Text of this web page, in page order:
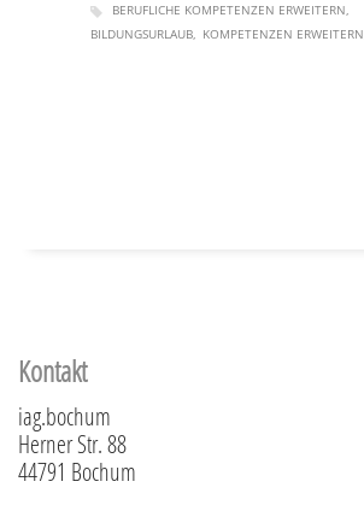
BERUFLICHE KOMPETENZEN ERWEITERN
BILDUNGSURLAUB
KOMPETENZEN ERWEITERN
Kontakt
iag.bochum
Herner Str. 88
44791 Bochum